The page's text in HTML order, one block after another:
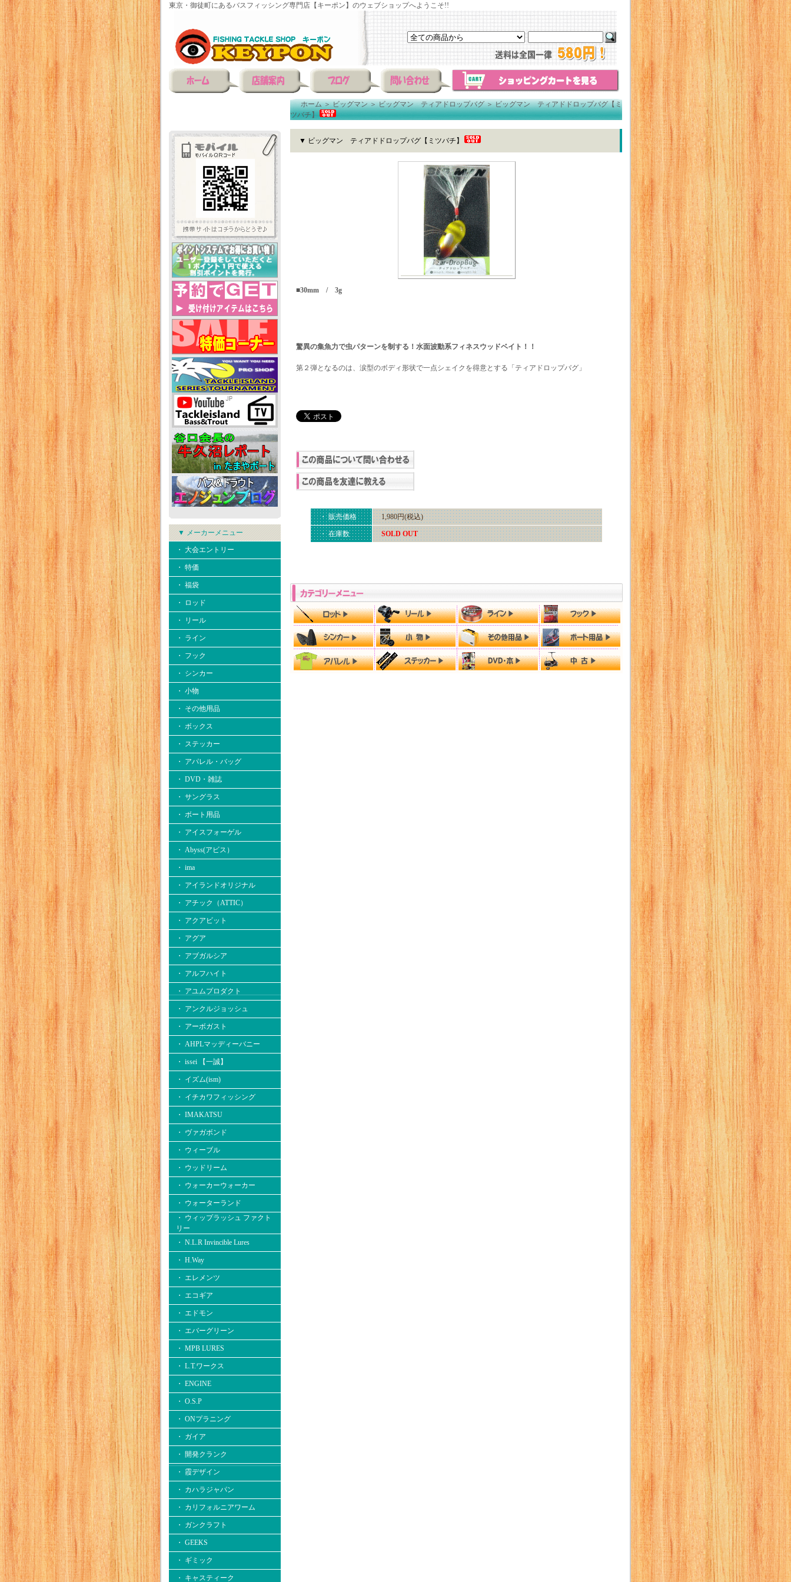
東京・御徒町にあるバスフィッシング専門店【キーポン】のウェブショップへようこそ!!
▼ メーカーメニュー
・ 大会エントリー
・ 特価
・ 福袋
・ ロッド
・ リール
・ ライン
・ フック
・ シンカー
・ 小物
・ その他用品
・ ボックス
・ ステッカー
・ アパレル・バッグ
・ DVD・雑誌
・ サングラス
・ ボート用品
・ アイスフォーゲル
・ Abyss(アビス）
・ ima
・ アイランドオリジナル
・ アチック（ATTIC）
・ アクアビット
・ アグア
・ アブガルシア
・ アルフハイト
・ アユムプロダクト
・ アンクルジョッシュ
・ アーボガスト
・ AHPLマッディーバニー
・ issei 【一誠】
・ イズム(ism)
・ イチカワフィッシング
・ IMAKATSU
・ ヴァガボンド
・ ウィーブル
・ ウッドリーム
・ ウォーカーウォーカー
・ ウォーターランド
・ ウィップラッシュ ファクト
リー
・ N.L.R Invincible Lures
・ H.Way
・ エレメンツ
・ エコギア
・ エドモン
・ エバーグリーン
・ MPB LURES
・ L.T.ワークス
・ ENGINE
・ O.S.P
・ ONプラニング
・ ガイア
・ 開発クランク
・ 霞デザイン
・ カハラジャパン
・ カリフォルニアワーム
・ ガンクラフト
・ GEEKS
・ ギミック
・ キャスティーク
ホーム＞ビッグマン＞ビッグマン ティアドロップバグ＞ビッグマン ティアドドロップバグ【ミ
ツバチ】
▼ ビッグマン ティアドドロップバグ【ミツバチ】
■30mm / 3g
驚異の集魚力で虫パターンを制する！水面波動系フィネスウッドベイト！！
第２弾となるのは、涙型のボディ形状で一点シェイクを得意とする「ティアドロップバグ」
・ 販売価格 1,980円(税込)
・ 在庫数 SOLD OUT